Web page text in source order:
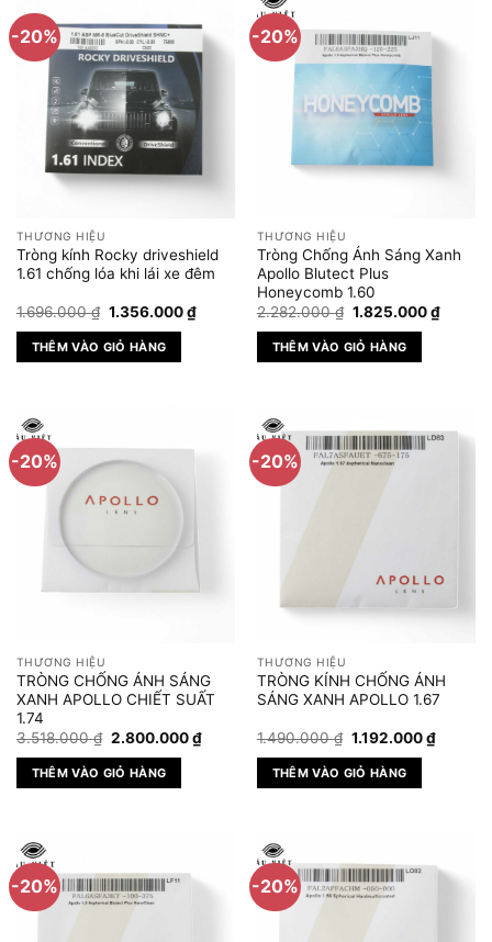
-20%
THƯƠNG HIỆU
Tròng kính Rocky driveshield
1.61 chống lóa khi lái xe đêm
1.696.000₫ Giá
là:
1.696.000 ₫.
1.356.000₫Giá
hiện
1.356.000 ₫.
THÊM VÀO GIỎ HÀNG
-20%
THƯƠNG HIỆU
Tròng Chống Ánh Sáng Xanh
Apollo Blutect Plus
Honeycomb 1.60
2.282.000₫ Giá
là:
2.282.000 ₫.
1.825.000₫Giá
hiện
THÊM VÀO GIỎ HÀNG
-20%
THƯƠNG HIỆU
TRÒNG CHỐNG ÁNH SÁNG
XANH APOLLO CHIẾT SUẤT
1.74
3.518.000₫ Giá
là:
3.518.000 ₫.
2.800.000₫Giá
hiện
2.800.000 ₫.
THÊM VÀO GIỎ HÀNG
-20%
THƯƠNG HIỆU
TRÒNG KÍNH CHỐNG ÁNH
SÁNG XANH APOLLO 1.67
1.490.000₫ Giá
là:
1.490.000 ₫.
1.192.000₫Giá
hiện
THÊM VÀO GIỎ HÀNG
-20% -20%